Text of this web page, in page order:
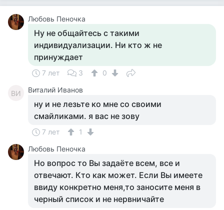
Любовь Пеночка
Ну не общайтесь с такими
индивидуализации. Ни кто ж не
принуждает
7 лет 3 0
ВИ Виталий Иванов
ну и не лезьте ко мне со своими
смайликами. я вас не зову
7 лет
1
Любовь Пеночка
Но вопрос то Вы задаёте всем, все и
отвечают. Кто как может. Если Вы имеете
ввиду конкретно меня,то заносите меня в
черный список и не нервничайте